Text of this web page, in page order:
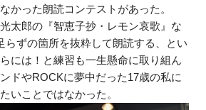
かった朗読コンテストがあった。
太郎の『智恵子抄・レモン哀歌』な
らずの箇所を抜粋して朗読する、とい
には！と練習も一生懸命に取り組ん
ドやROCKに夢中だった17歳の私に
いことではなかった。